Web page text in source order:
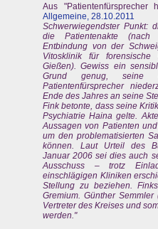
Aus
Allgemeine, 28.10.2011
Schwerwiegendster Punkt:
die Patientenakte (nach
Entbindung von der
Vitosklinik für forensische
Gießen). Gewiss ein
Grund genug, seine
Patientenfürsprecher
Ende des Jahres an seine
Fink betonte, dass seine
Psychiatrie Haina gelte.
Aussagen von Patienten
um den problematisierten
können. Laut Urteil des
Januar 2006 sei dies auch
Ausschuss – trotz
einschlägigen Kliniken
Stellung zu beziehen.
Gremium. Günther
Vertreter des Kreises und
werden."